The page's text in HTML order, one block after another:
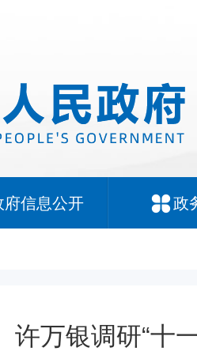
府信息公开 政
许万银调研“十